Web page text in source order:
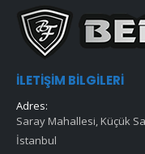
İLETIŞIM BILGILERI
Adres:
Saray Mahallesi, Küçük
İstanbul